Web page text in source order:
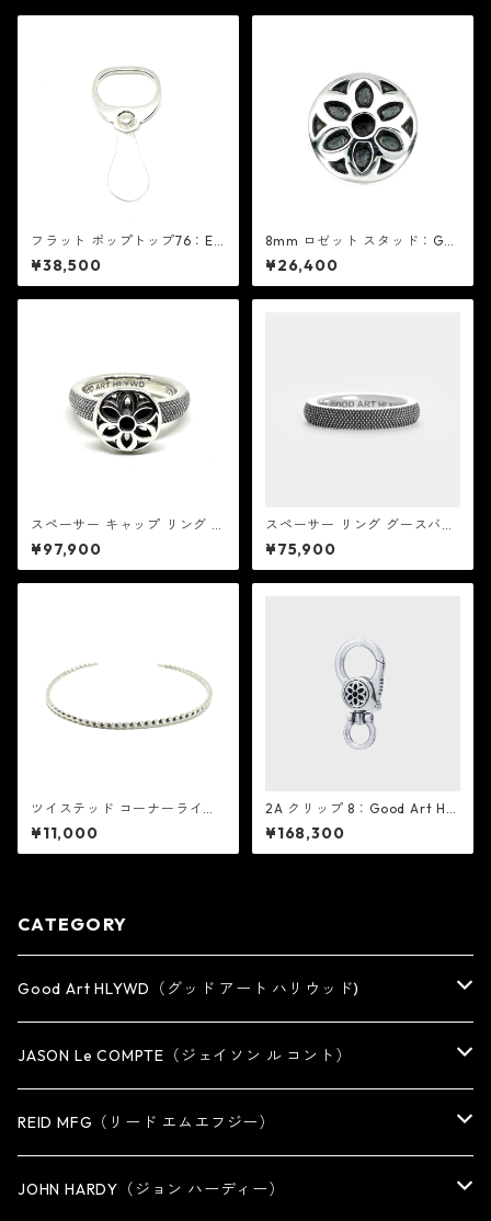
フラット ポップトップ76：ED
F イーディーエフ
¥38,500
8mm ロゼット スタッド：Go
od Art HLYWD グッド アート
ハリウッド
¥26,400
スペーサー キャップ リング グ
ースバンプス：Good Art HLY
WD グッド アート ハリウッド
¥97,900
スペーサー リング グースバン
プス：Good Art HLYWD グッ
ド アート ハリウッド
¥75,900
ツイステッド コーナーライン
スリム バングル：EDF イーデ
ィーエフ
¥11,000
2A クリップ 8：Good Art HL
YWD グッド アート ハリウッ
ド
¥168,300
CATEGORY
Good Art HLYWD（グッド アート ハリウッド)
RING
EARRING・EAR CUFF
PENDANT
JASON Le COMPTE（ジェイソン ル コント）
NECKLACE
BRACELET
REID MFG（リード エムエフジー）
RING
JOHN HARDY（ジョン ハーディー）